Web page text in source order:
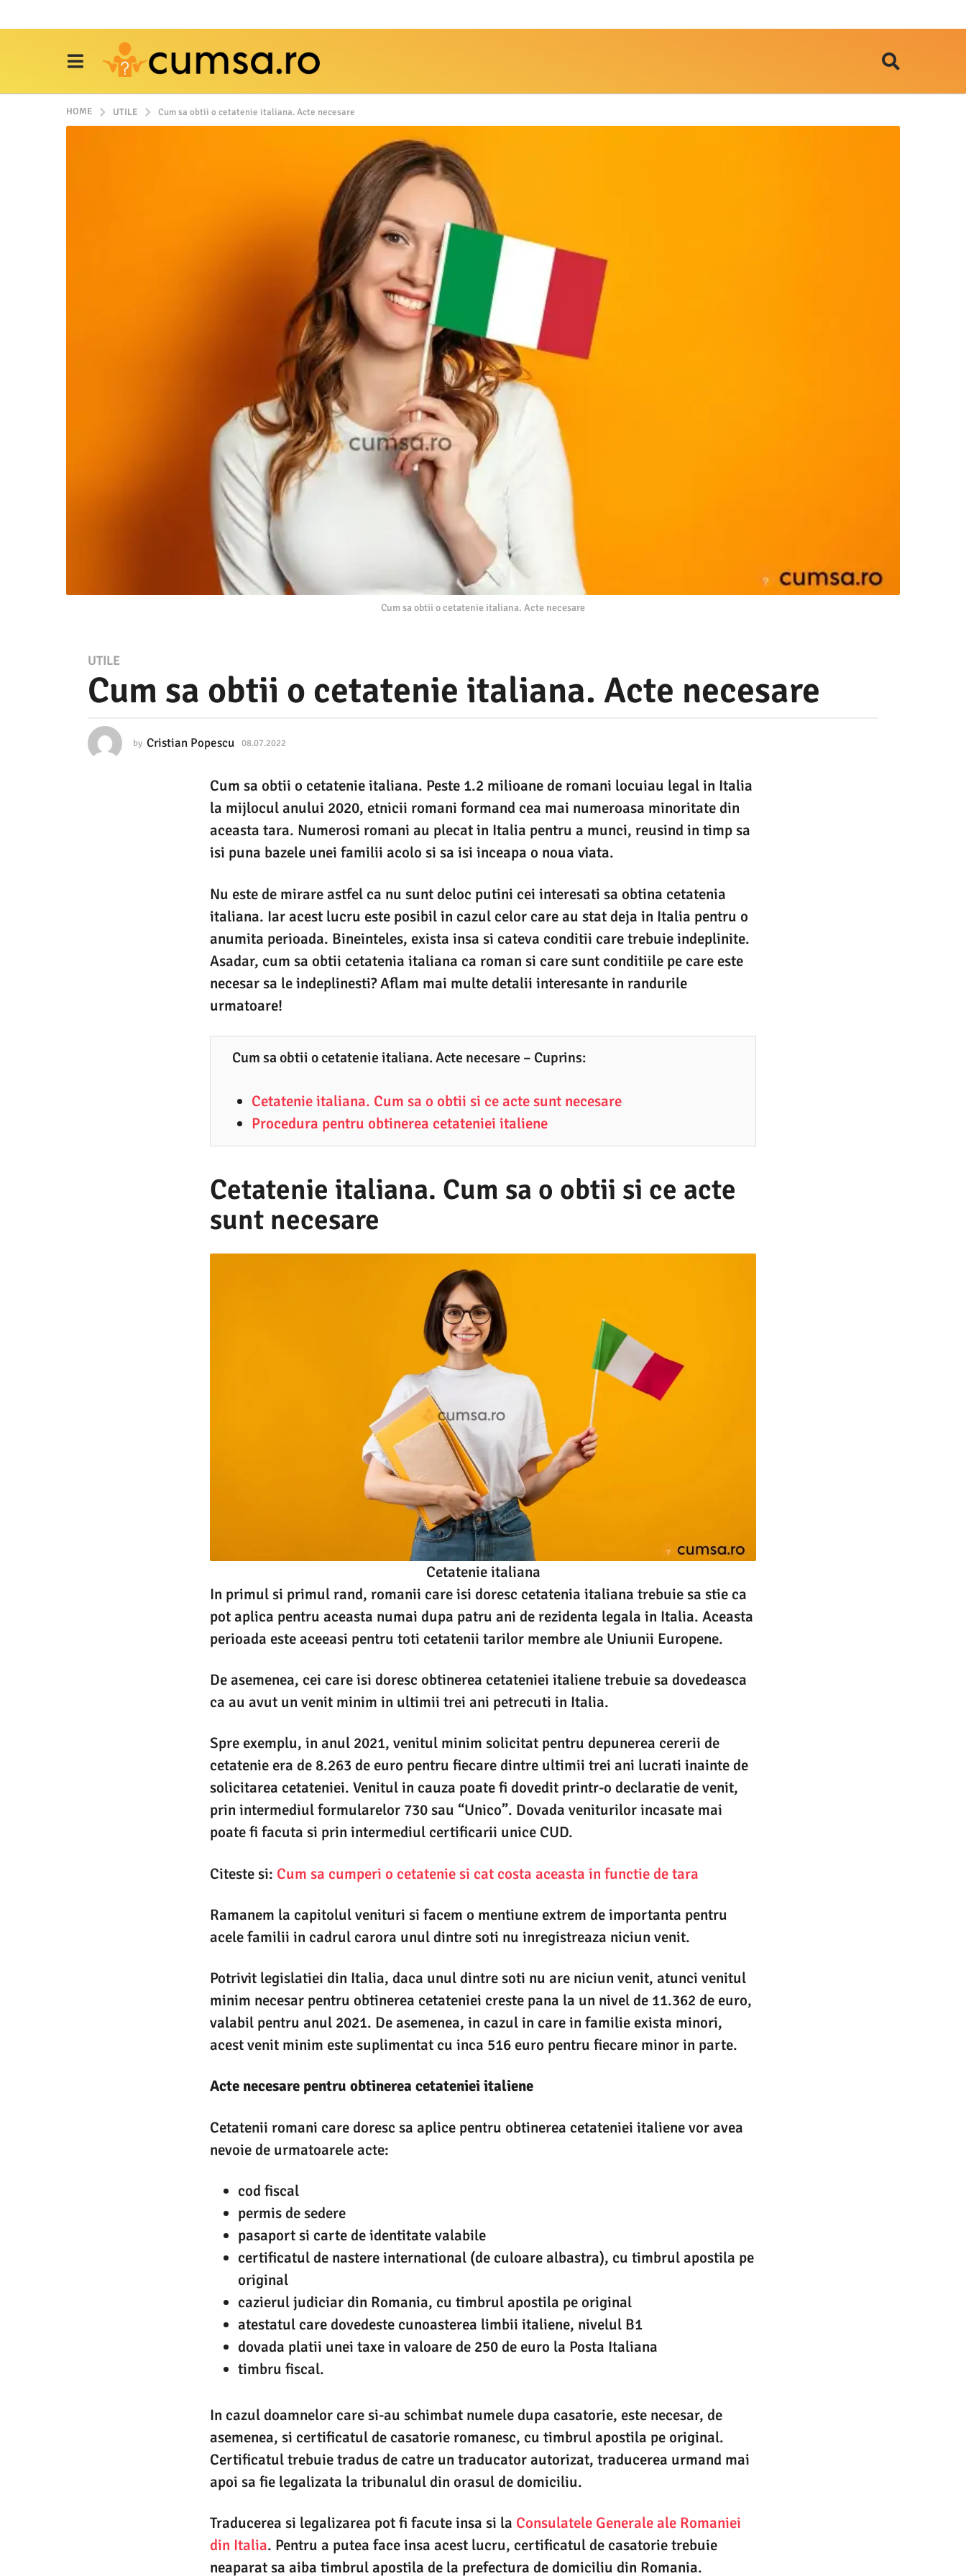
HOME UTILE Cum sa obtii o cetatenie italiana. Acte necesare
Cum sa obtii o cetatenie italiana. Acte necesare
0
8
.
0
7
UTILE
Cum sa obtii o cetatenie italiana. Acte necesare
by Cristian Popescu 08.07.2022
0
.
2
0
2
Cum sa obtii o cetatenie italiana. Peste 1.2 milioane de romani locuiau legal in Italia
la mijlocul anului 2020, etnicii romani formand cea mai numeroasa minoritate din
aceasta tara. Numerosi romani au plecat in Italia pentru a munci, reusind in timp sa
isi puna bazele unei familii acolo si sa isi inceapa o noua viata.
Nu este de mirare astfel ca nu sunt deloc putini cei interesati sa obtina cetatenia
italiana. Iar acest lucru este posibil in cazul celor care au stat deja in Italia pentru o
anumita perioada. Bineinteles, exista insa si cateva conditii care trebuie indeplinite.
Asadar, cum sa obtii cetatenia italiana ca roman si care sunt conditiile pe care este
necesar sa le indeplinesti? Aflam mai multe detalii interesante in randurile
urmatoare!
Cum sa obtii o cetatenie italiana. Acte necesare – Cuprins:
Cetatenie italiana. Cum sa o obtii si ce acte sunt necesare
Procedura pentru obtinerea cetateniei italiene
Cetatenie italiana. Cum sa o obtii si ce acte
sunt necesare
Cetatenie italiana
In primul si primul rand, romanii care isi doresc cetatenia italiana trebuie sa stie ca
pot aplica pentru aceasta numai dupa patru ani de rezidenta legala in Italia. Aceasta
perioada este aceeasi pentru toti cetatenii tarilor membre ale Uniunii Europene.
De asemenea, cei care isi doresc obtinerea cetateniei italiene trebuie sa dovedeasca
ca au avut un venit minim in ultimii trei ani petrecuti in Italia.
Spre exemplu, in anul 2021, venitul minim solicitat pentru depunerea cererii de
cetatenie era de 8.263 de euro pentru fiecare dintre ultimii trei ani lucrati inainte de
solicitarea cetateniei. Venitul in cauza poate fi dovedit printr-o declaratie de venit,
prin intermediul formularelor 730 sau “Unico”. Dovada veniturilor incasate mai
poate fi facuta si prin intermediul certificarii unice CUD.
Citeste si: Cum sa cumperi o cetatenie si cat costa aceasta in functie de tara
Ramanem la capitolul venituri si facem o mentiune extrem de importanta pentru
acele familii in cadrul carora unul dintre soti nu inregistreaza niciun venit.
Potrivit legislatiei din Italia, daca unul dintre soti nu are niciun venit, atunci venitul
minim necesar pentru obtinerea cetateniei creste pana la un nivel de 11.362 de euro,
valabil pentru anul 2021. De asemenea, in cazul in care in familie exista minori,
acest venit minim este suplimentat cu inca 516 euro pentru fiecare minor in parte.
Acte necesare pentru obtinerea cetateniei italiene
Cetatenii romani care doresc sa aplice pentru obtinerea cetateniei italiene vor avea
nevoie de urmatoarele acte:
cod fiscal
permis de sedere
pasaport si carte de identitate valabile
certificatul de nastere international (de culoare albastra), cu timbrul apostila pe
original
cazierul judiciar din Romania, cu timbrul apostila pe original
atestatul care dovedeste cunoasterea limbii italiene, nivelul B1
dovada platii unei taxe in valoare de 250 de euro la Posta Italiana
timbru fiscal.
In cazul doamnelor care si-au schimbat numele dupa casatorie, este necesar, de
asemenea, si certificatul de casatorie romanesc, cu timbrul apostila pe original.
Certificatul trebuie tradus de catre un traducator autorizat, traducerea urmand mai
apoi sa fie legalizata la tribunalul din orasul de domiciliu.
Traducerea si legalizarea pot fi facute insa si la Consulatele Generale ale Romaniei
din Italia. Pentru a putea face insa acest lucru, certificatul de casatorie trebuie
neaparat sa aiba timbrul apostila de la prefectura de domiciliu din Romania.